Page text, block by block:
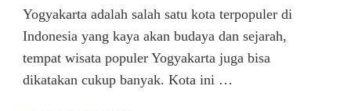
Yogyakarta adalah salah satu kota terpopuler di
Indonesia yang kaya akan budaya dan sejarah,
tempat wisata populer Yogyakarta juga bisa
dikatakan cukup banyak. Kota ini …